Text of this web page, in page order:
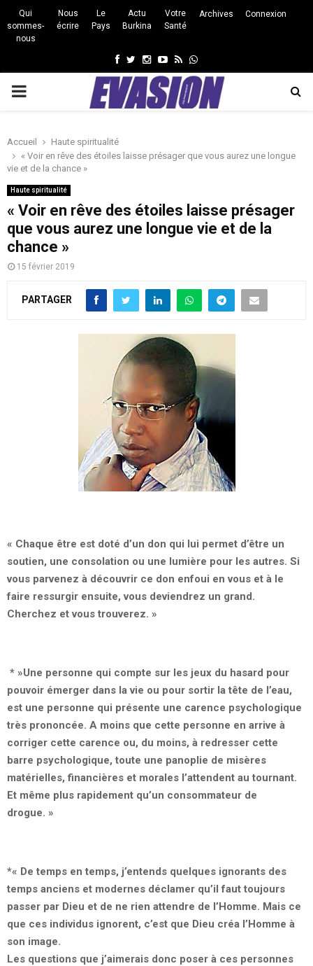
Qui
sommes-
nous
Nous
écrire
Le
Pays
Actu
Burkina
Votre
Santé
Archives Connexion
Facebook
Twitter
Instagram
Youtube
RssWhatsapp
PRIMARY
Accueil
Haute spiritualité
« Voir en rêve des étoiles laisse présager que vous aurez une longue
vie et de la chance »
Haute spiritualité
« Voir en rêve des étoiles laisse présager
que vous aurez une longue vie et de la
chance »
15 février 2019
PARTAGER
« Chaque être est doté d’un don qui lui permet d’être un
soutien, une consolation ou une lumière pour les autres. Si
vous parvenez à découvrir ce don enfoui en vous et à le
faire ressurgir ensuite, vous deviendrez un grand.
Cherchez et vous trouverez. »
* »Une personne qui compte sur les jeux du hasard pour
pouvoir émerger dans la vie ou pour sortir la tête de l’eau,
est une personne qui présente une carence psychologique
très prononcée. A moins que cette personne en arrive à
corriger cette carence ou, du moins, à redresser cette
barre psychologique, toute une panoplie de misères
matérielles, financières et morales l’attendent au tournant.
Et même plus rapidement qu’un consommateur de
drogue. »
*« De temps en temps, j’entends quelques ignorants des
temps anciens et modernes déclamer qu’il faut toujours
passer par Dieu et de ne rien attendre de l’Homme. Mais ce
que ces individus ignorent, c’est que Dieu créa l’Homme à
son image.
Les questions que j’aimerais donc poser à ces personnes